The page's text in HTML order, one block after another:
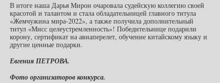
В итоге наша Дарья Мирон очаровала судейскую коллегию своей
красотой и талантом и стала обладательницей главного титула
«Жемчужина мира-2022», а также получила дополнительный
титул «Мисс целеустремленность»! Победительнице подарили
корону, сертификат на авиаперелет, обучение китайскому языку и
другие ценные подарки.
Евгения ПЕТРОВА.
Фото организаторов конкурса.